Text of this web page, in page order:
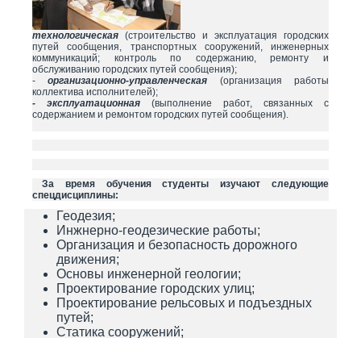
технологическая (строительство и эксплуатация городских
путей сообщения, транспортных сооружений, инженерных
коммуникаций; контроль по содержанию, ремонту и
обслуживанию городских путей сообщения);
-организационно-управленческая (организация работы
коллектива исполнителей);
- эксплуатационная (выполнение работ, связанных с
содержанием и ремонтом городских путей сообщения).
За время обучения студенты изучают следующие
спецдисциплины:
Геодезия;
Инжнерно-геодезические работы;
Организация и безопасность дорожного
движения;
Основы инженерной геологии;
Проектирование городских улиц;
Проектирование рельсовых и подъездных
путей;
Статика сооружений;